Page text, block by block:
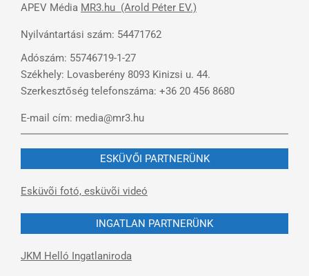
APEV Média MR3.hu (Arold Péter EV.)
Nyilvántartási szám: 54471762
Adószám: 55746719-1-27
Székhely: Lovasberény 8093 Kinizsi u. 44.
Szerkesztőség telefonszáma: +36 20 456 8680
E-mail cím: media@mr3.hu
ESKÜVŐI PARTNERÜNK
Esküvõi fotó, esküvõi videó
INGATLAN PARTNERÜNK
JKM Helló Ingatlaniroda